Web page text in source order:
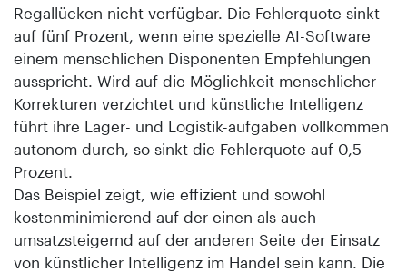
Regallücken nicht verfügbar. Die Fehlerquote sinkt
auf fünf Prozent, wenn eine spezielle AI-Software
einem menschlichen Disponenten Empfehlungen
ausspricht. Wird auf die Möglichkeit menschlicher
Korrekturen verzichtet und künstliche Intelligenz
führt ihre Lager- und Logistik-aufgaben vollkommen
autonom durch, so sinkt die Fehlerquote auf 0,5
Prozent.
Das Beispiel zeigt, wie effizient und sowohl
kostenminimierend auf der einen als auch
umsatzsteigernd auf der anderen Seite der Einsatz
von künstlicher Intelligenz im Handel sein kann. Die